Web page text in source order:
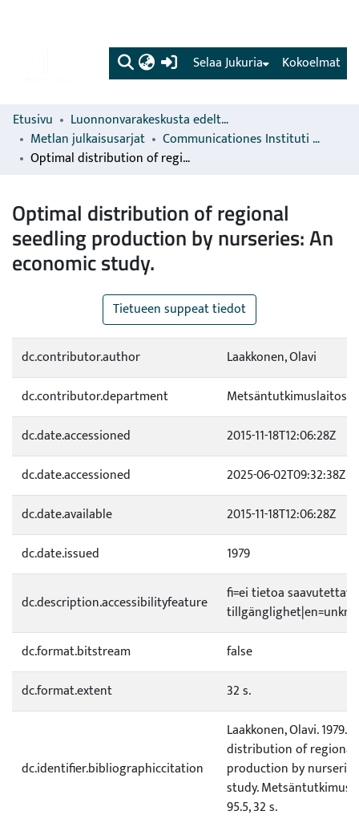
(current) Kokoelmat
Selaa Jukuria
Etusivu
Luonnonvarakeskusta edeltävien organisaatioiden sarjat
Metlan julkaisusarjat
Communicationes Instituti Forestalis Fenniae
Optimal distribution of regional seedling production by nurseries: An economic study.
Optimal distribution of regional
seedling production by nurseries: An
economic study.
Tietueen suppeat tiedot
dc.contributor.author
Laakkonen, Olavi
dc.contributor.department
Metsäntutkimuslaitos
dc.date.accessioned
2015-11-18T12:06:28Z
dc.date.accessioned
2025-06-02T09:32:38Z
dc.date.available
2015-11-18T12:06:28Z
dc.date.issued
1979
dc.description.accessibilityfeature
fi=ei tietoa
dc.format.bitstream
false
dc.format.extent
32 s.
dc.identifier.bibliographiccitation
Laakkonen, Olavi. 1979.
distribution of regional
production by
study.
95.5, 32 s.